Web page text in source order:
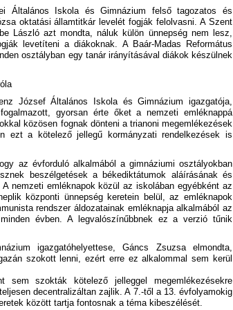
Általános Iskola és Gimnázium felső tagozatos és
oktatási államtitkár levelét fogják felolvasni. A Szent
László azt mondta, náluk külön ünnepség nem lesz,
levetíteni a diákoknak. A Baár-Madas Református
osztályban egy tanár irányításával diákok készülnek
József Általános Iskola és Gimnázium igazgatója,
gyorsan érte őket a nemzeti emléknappá
közösen fognak dönteni a trianoni megemlékezések
ezt a kötelező jellegű kormányzati rendelkezések is
az évforduló alkalmából a gimnáziumi osztályokban
beszélgetések a békediktátumok aláírásának és
nemzeti emléknapok közül az iskolában egyébként az
központi ünnepség keretein belül, az emléknapok
rendszer áldozatainak emléknapja alkalmából az
évben. A legvalószínűbbnek ez a verzió tűnik
igazgatóhelyettese, Gáncs Zsuzsa elmondta,
szokott lenni, ezért erre ez alkalommal sem kerül
sem szokták kötelező jelleggel megemlékezésekre
decentralizáltan zajlik. A 7.-től a 13. évfolyamokig
között tartja fontosnak a téma kibeszélését.